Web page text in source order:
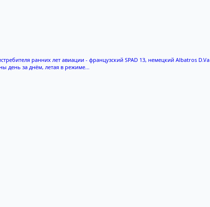
ранних лет авиации - французский SPAD 13, немецкий Albatros
за днём, летая в режиме...